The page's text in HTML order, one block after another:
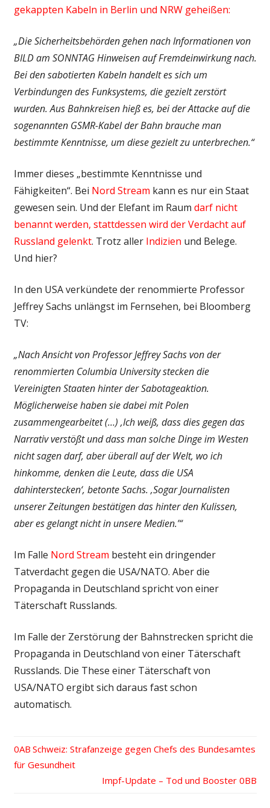
gekappten Kabeln in Berlin und NRW geheißen:
„Die Sicherheitsbehörden gehen nach Informationen von
BILD am SONNTAG Hinweisen auf Fremdeinwirkung nach.
Bei den sabotierten Kabeln handelt es sich um
Verbindungen des Funksystems, die gezielt zerstört
wurden. Aus Bahnkreisen hieß es, bei der Attacke auf die
sogenannten GSMR-Kabel der Bahn brauche man
bestimmte Kenntnisse, um diese gezielt zu unterbrechen.“
Immer dieses „bestimmte Kenntnisse und
Fähigkeiten“. Bei Nord Stream kann es nur ein Staat
gewesen sein. Und der Elefant im Raum darf nicht
benannt werden, stattdessen wird der Verdacht auf
Russland gelenkt. Trotz aller Indizien und Belege.
Und hier?
In den USA verkündete der renommierte Professor
Jeffrey Sachs unlängst im Fernsehen, bei Bloomberg
TV:
„Nach Ansicht von Professor Jeffrey Sachs von der
renommierten Columbia University stecken die
Vereinigten Staaten hinter der Sabotageaktion.
Möglicherweise haben sie dabei mit Polen
zusammengearbeitet (…) ‚Ich weiß, dass dies gegen das
Narrativ verstößt und dass man solche Dinge im Westen
nicht sagen darf, aber überall auf der Welt, wo ich
hinkomme, denken die Leute, dass die USA
dahinterstecken‘, betonte Sachs. ‚Sogar Journalisten
unserer Zeitungen bestätigen das hinter den Kulissen,
aber es gelangt nicht in unsere Medien.’“
Im Falle Nord Stream besteht ein dringender
Tatverdacht gegen die USA/NATO. Aber die
Propaganda in Deutschland spricht von einer
Täterschaft Russlands.
Im Falle der Zerstörung der Bahnstrecken spricht die
Propaganda in Deutschland von einer Täterschaft
Russlands. Die These einer Täterschaft von
USA/NATO ergibt sich daraus fast schon
automatisch.
Beitrags-
Vorheriger
Beitrag:
Schweiz: Strafanzeige gegen Chefs des Bundesamtes
für Gesundheit
Nächster
Impf-Update – Tod und Booster